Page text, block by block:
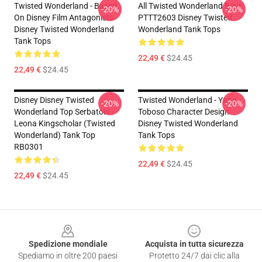
Twisted Wonderland - Based
On Disney Film Antagonists
Disney Twisted Wonderland
Tank Tops
22,49 €$24.45
-20%
All Twisted Wonderland Boys
PTTT2603 Disney Twisted
Wonderland Tank Tops
22,49 €$24.45
-20%
Disney Disney Twisted
Wonderland Top Serbatoio -
Leona Kingscholar (Twisted
Wonderland) Tank Top
RB0301
22,49 €$24.45
-20%
Twisted Wonderland - Yana
Toboso Character Design
Disney Twisted Wonderland
Tank Tops
22,49 €$24.45
-20%
Spedizione mondiale
Spediamo in oltre 200 paesi
Acquista in tutta sicurezza
Protetto 24/7 dai clic alla